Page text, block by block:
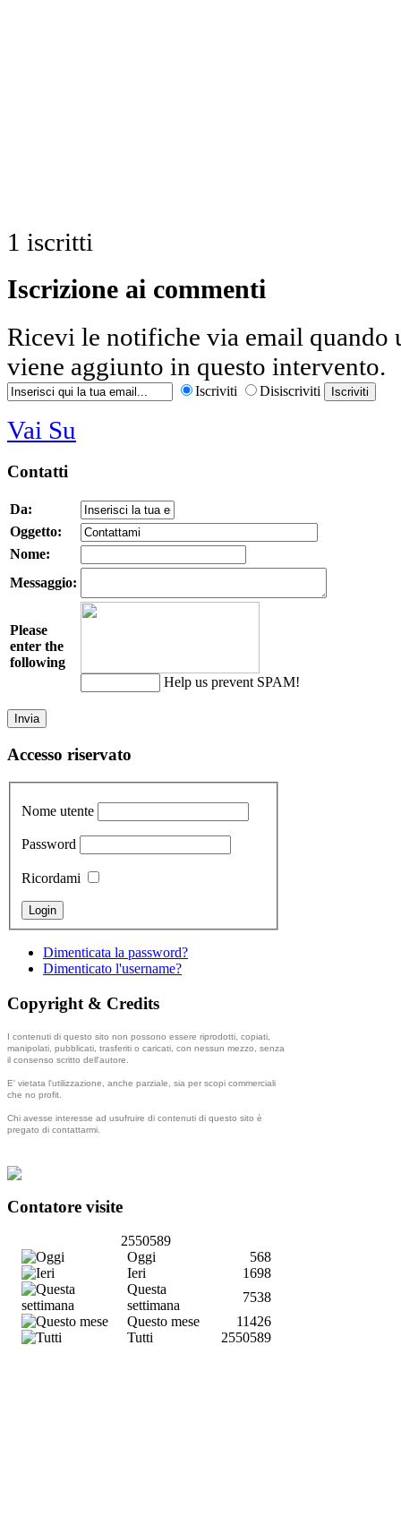
1 iscritti
Iscrizione ai commenti
Ricevi le notifiche via email quando
viene aggiunto in questo intervento.
Iscriviti Disiscriviti
Vai Su
Contatti
Da:
Oggetto:
Nome:
Messaggio:
Please
enter the
following
Help us prevent SPAM!
Accesso riservato
Nome utente
Password
Ricordami
Dimenticata la password?
Dimenticato l'username?
Copyright & Credits
I contenuti di questo sito non possono essere riprodotti, copiati,
manipolati, pubblicati, trasferiti o caricati, con nessun mezzo, senza
il consenso scritto dell'autore.
E' vietata l'utilizzazione, anche parziale, sia per scopi commerciali
che no profit.
Chi avesse interesse ad usufruire di contenuti di questo sito è
pregato di contattarmi.
Contatore visite
2550589
Oggi
568
Ieri
1698
Questa
settimana
7538
Questo mese
11426
Tutti
2550589